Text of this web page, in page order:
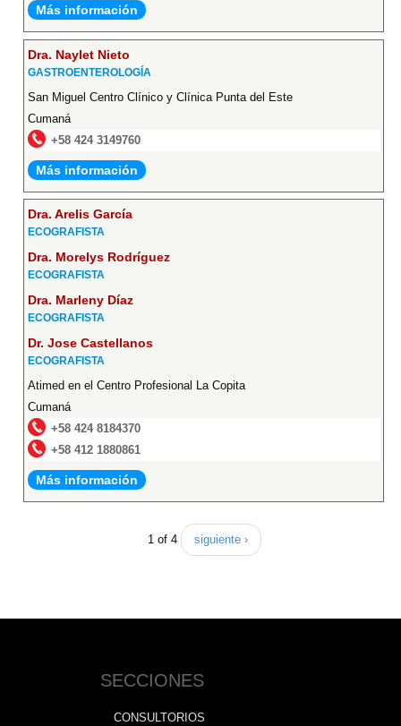
Más información
Dra. Naylet Nieto
GASTROENTEROLOGÍA
San Miguel Centro Clínico y Clínica Punta del Este
Cumaná
+58 424 3149760
Más información
Dra. Arelis García
ECOGRAFISTA
Dra. Morelys Rodríguez
ECOGRAFISTA
Dra. Marleny Díaz
ECOGRAFISTA
Dr. Jose Castellanos
ECOGRAFISTA
Atimed en el Centro Profesional La Copita
Cumaná
+58 424 8184370
+58 412 1880861
Más información
1 of 4 siguiente ›
SECCIONES
CONSULTORIOS